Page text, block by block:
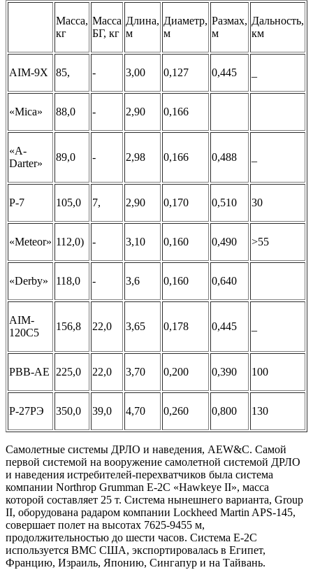
Масса,
кг
Масса
БГ, кг
Длина,
м
Диаметр,
м
Размах,
м
Дальность,
км
AIM-9X 85, - 3,00 0,127 0,445
«Mica» 88,0 - 2,90 0,166
«A-
Darter»
89,0 - 2,98 0,166 0,488
P-7 105,0 7, 2,90 0,170 0,510 30
«Meteor» 112,0) - 3,10 0,160 0,490 >55
«Derby» 118,0 - 3,6 0,160 0,640
AIM-
120C5
156,8 22,0 3,65 0,178 0,445
PBB-AE 225,0 22,0 3,70 0,200 0,390 100
Р-27РЭ 350,0 39,0 4,70 0,260 0,800 130
Самолетные системы ДРЛО и наведения, AEW&C. Самой
первой системой на вооружение самолетной системой ДРЛО
и наведения истребителей-перехватчиков была система
компании Northrop Grumman E-2C «Hawkeye II», масса
которой составляет 25 т. Система нынешнего варианта, Group
II, оборудована радаром компании Lockheed Martin APS-145,
совершает полет на высотах 7625-9455 м,
продолжительностью до шести часов. Система Е-2С
используется ВМС США, экспортировалась в Египет,
Францию, Израиль, Японию, Сингапур и на Тайвань.